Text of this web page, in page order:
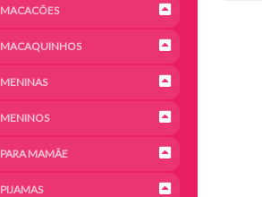
MACACÕES
MACAQUINHOS
MENINAS
MENINOS
PARA MAMÃE
PIJAMAS